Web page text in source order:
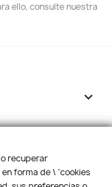
ello, consulte nuestra



recuperar
forma de \ 'cookies